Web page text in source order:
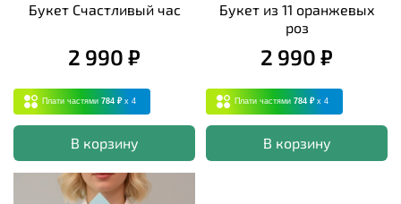
Букет Счастливый час
2 990 ₽
Плати частями 784 ₽ x 4
В корзину
Букет из 11 оранжевых
роз
2 990 ₽
Плати частями 784 ₽ x 4
В корзину